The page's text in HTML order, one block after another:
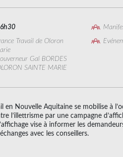
Travail de Oloron
Gal BORDES
SAINTE MARIE
en Nouvelle Aquitaine se mobilise à
l’illettrisme par une campagne
vise à informer les
avec les conseillers.